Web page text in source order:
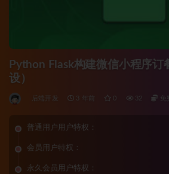
Python Flask构建微信小程序订
设）
后端开发 3 年前 0 32 免
普通用户用户特权：
会员用户特权：
永久会员用户特权：